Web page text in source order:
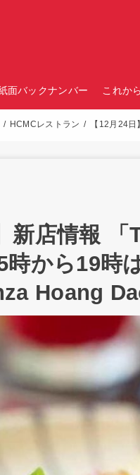
面バックナンバー これか
HCMCレストラン 【12月24
新店情報
から19時
Hoang